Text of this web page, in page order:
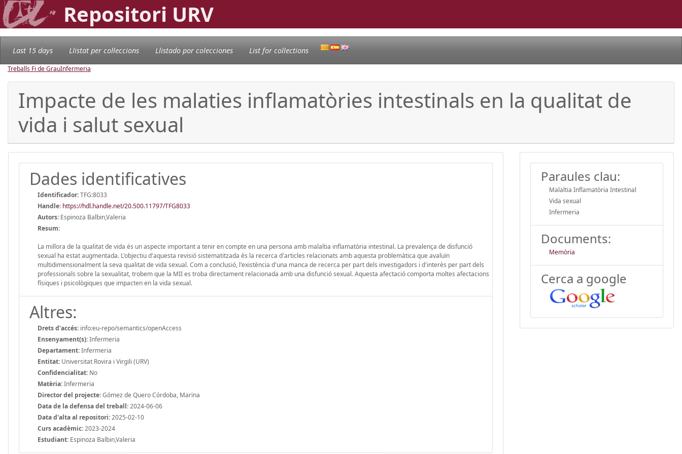
Repositori URV
Last 15 days Llistat per col·leccions Llistado por colecciones List for collections
Treballs Fi de GrauInfermeria
Impacte de les malaties inflamatòries intestinals en la qualitat de
vida i salut sexual
Dades identificatives
Identificador:TFG:8033
Handle: https://hdl.handle.net/20.500.11797/TFG8033
Autors: Espinoza Balbin,Valeria
Resum:
La millora de la qualitat de vida és un aspecte important a tenir en compte en una persona amb malaltia inflamatòria intestinal. La prevalença de disfunció
sexual ha estat augmentada. L'objectiu d'aquesta revisió sistematitzada és la recerca d'articles relacionats amb aquesta problemàtica que avaluïn
multidimensionalment la seva qualitat de vida sexual. Com a conclusió, l'existència d'una manca de recerca per part dels investigadors i d'interès per part dels
professionals sobre la sexualitat, trobem que la MII es troba directament relacionada amb una disfunció sexual. Aquesta afectació comporta moltes afectacions
físiques i psicològiques que impacten en la vida sexual.
Altres:
Drets d'accés: info:eu-repo/semantics/openAccess
Ensenyament(s):Infermeria
Departament:Infermeria
Entitat: Universitat Rovira i Virgili (URV)
Confidencialitat: No
Matèria:Infermeria
Director del projecte:Gómez de Quero Córdoba, Marina
Data de la defensa del treball:2024-06-06
Data d'alta al repositori:2025-02-10
Curs acadèmic:2023-2024
Estudiant: Espinoza Balbin,Valeria
Paraules clau:
Malaltia Inflamatòria Intestinal
Vida sexual
Infermeria
Documents:
Memòria
Cerca a google